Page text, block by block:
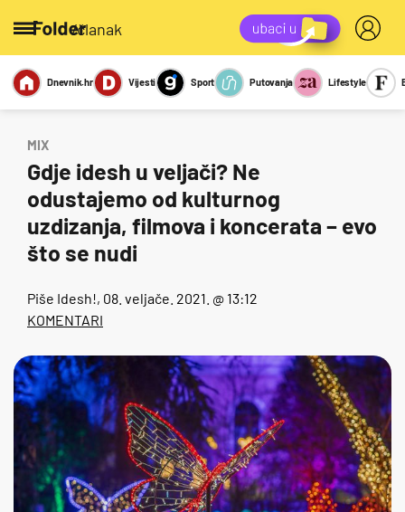
/članak
Miks Kviz
Report
Sexy
Dnevnik.hr Vijesti Sport Putovanja Lifestyle
MIX
Gdje idesh u veljači? Ne
odustajemo od kulturnog
uzdizanja, filmova i koncerata – evo
što se nudi
Piše Idesh!, 08. veljače. 2021. @ 13:12
KOMENTARI